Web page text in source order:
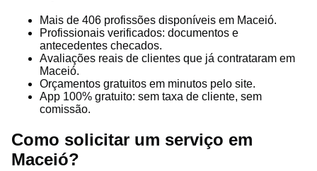
Mais de 406 profissões disponíveis em Maceió.
Profissionais verificados: documentos e
antecedentes checados.
Avaliações reais de clientes que já contrataram em
Maceió.
Orçamentos gratuitos em minutos pelo site.
App 100% gratuito: sem taxa de cliente, sem
comissão.
Como solicitar um serviço em
Maceió?